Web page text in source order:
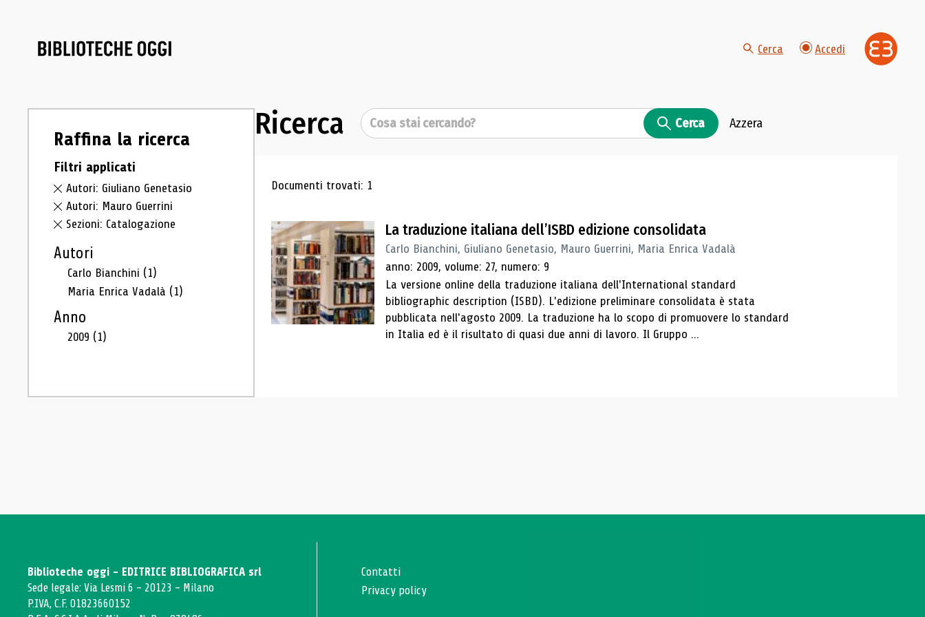
Cerca Accedi
Raffina la ricerca
Filtri applicati
Autori: Giuliano Genetasio
Autori: Mauro Guerrini
Sezioni: Catalogazione
Autori
Carlo Bianchini (1)
Maria Enrica Vadalà (1)
Anno
2009 (1)
Ricerca Cerca Cerca Azzera
Risultati di ricerca
Documenti trovati: 1
La traduzione italiana dell’ISBD edizione consolidata
Carlo Bianchini, Giuliano Genetasio, Mauro Guerrini, Maria Enrica Vadalà
anno: 2009, volume: 27, numero: 9
La versione online della traduzione italiana dell'International standard
bibliographic description (ISBD). L'edizione preliminare consolidata è stata
pubblicata nell'agosto 2009. La traduzione ha lo scopo di promuovere lo standard
in Italia ed è il risultato di quasi due anni di lavoro. Il Gruppo ...
Biblioteche oggi - EDITRICE BIBLIOGRAFICA srl
Sede legale: Via Lesmi 6 - 20123 - Milano
P.IVA, C.F. 01823660152
Contatti
Privacy policy